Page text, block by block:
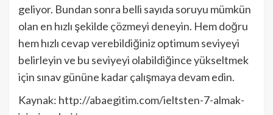
geliyor. Bundan sonra belli sayıda soruyu mümkün
olan en hızlı şekilde çözmeyi deneyin. Hem doğru
hem hızlı cevap verebildiğiniz optimum seviyeyi
belirleyin ve bu seviyeyi olabildiğince yükseltmek
için sınav gününe kadar çalışmaya devam edin.
Kaynak: http://abaegitim.com/ieltsten-7-almak-